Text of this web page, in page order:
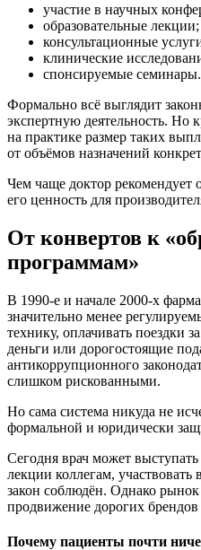
участие в научных
образовательные лекции;
консультационные
клинические
спонсируемые семинары.
Формально всё выглядит
экспертную деятельность. Но
на практике размер таких
от объёмов назначений
Чем чаще доктор
его ценность для
От конвертов к
программам»
В 1990-е и начале 2000-х
значительно менее
технику, оплачивать поездки
деньги или дорогостоящие
антикоррупционного
слишком рискованными.
Но сама система никуда не
формальной и юридически
Сегодня врач может
лекции коллегам,
закон соблюдён. Однако
продвижение дорогих
Почему пациенты почти